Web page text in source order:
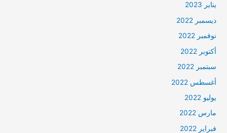
يناير 2023
ديسمبر 2022
نوفمبر 2022
أكتوبر 2022
سبتمبر 2022
أغسطس 2022
يوليو 2022
مارس 2022
فبراير 2022